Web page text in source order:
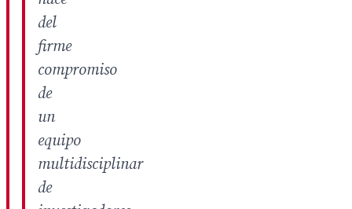
del
firme
compromiso
de
un
equipo
multidisciplinar
de